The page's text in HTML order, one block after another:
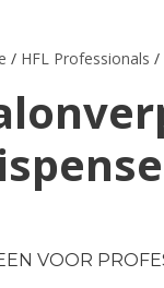
/ HFL Professionals /
VOOR